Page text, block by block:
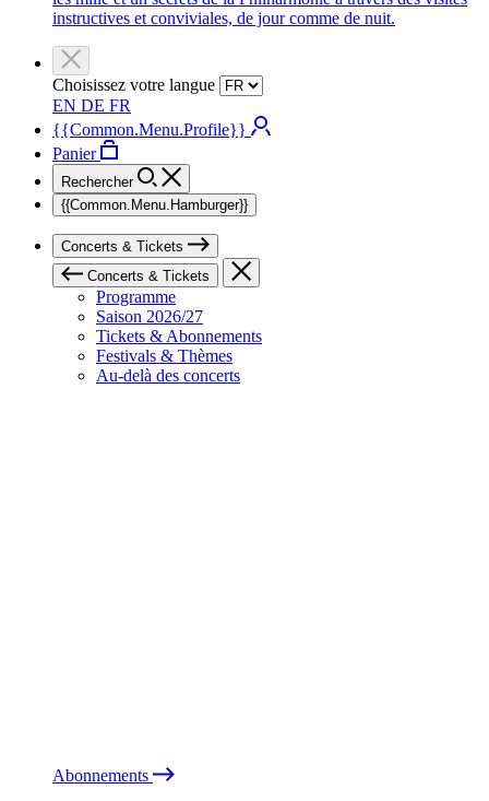
instructives et conviviales, de jour comme de nuit.
Choisissez votre langue
EN DE FR
{{Common.Menu.Profile}}
Panier
Rechercher
{{Common.Menu.Hamburger}}
Concerts & Tickets
Concerts & Tickets
Programme
Saison 2026/27
Tickets & Abonnements
Festivals & Thèmes
Au-delà des concerts
Abonnements